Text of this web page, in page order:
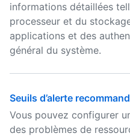
informations détaillées
processeur et du
applications et des
général du système.
Seuils d’alerte
Vous pouvez configurer
des problèmes de